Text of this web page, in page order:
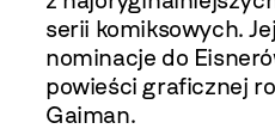
serii komiksowych.
nominacje do
powieści graficznej
Gaiman.